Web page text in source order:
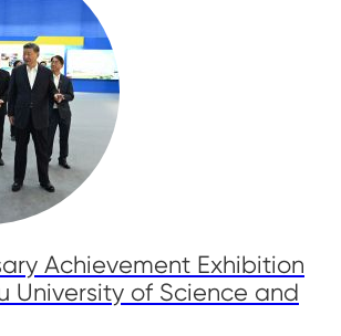
Achievement Exhibition
University of Science and